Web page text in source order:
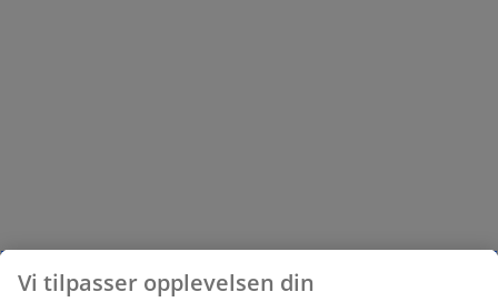
Vi tilpasser opplevelsen din